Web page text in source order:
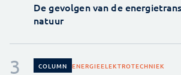
De gevolgen van de
natuur
COLUMN ENERGIEELEKTROTECHNIEK